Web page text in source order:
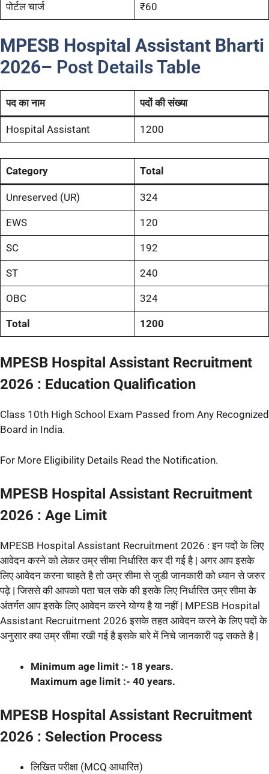
पोर्टल चार्ज ₹60
MPESB Hospital Assistant Bharti
2026– Post Details Table
पद का नाम पदों की संख्या
Hospital Assistant 1200
Category Total
Unreserved (UR) 324
EWS 120
SC 192
ST 240
OBC 324
Total 1200
MPESB Hospital Assistant Recruitment
2026 : Education Qualification
Class 10th High School Exam Passed from Any Recognized
Board in India.
For More Eligibility Details Read the Notification.
MPESB Hospital Assistant Recruitment
2026 : Age Limit
MPESB Hospital Assistant Recruitment 2026 : इन पदों के लिए
आवेदन करने को लेकर उम्र सीमा निर्धारित कर दी गई है | अगर आप इसके
लिए आवेदन करना चाहते है तो उम्र सीमा से जुडी जानकारी को ध्यान से जरुर
पढ़े | जिससे की आपको पता चल सके की इसके लिए निर्धारित उम्र सीमा के
अंतर्गत आप इसके लिए आवेदन करने योग्य है या नहीं | MPESB Hospital
Assistant Recruitment 2026 इसके तहत आवेदन करने के लिए पदों के
अनुसार क्या उम्र सीमा रखी गई है इसके बारे में निचे जानकारी पढ़ सकते है |
Minimum age limit :- 18 years.
Maximum age limit :- 40 years.
MPESB Hospital Assistant Recruitment
2026 : Selection Process
लिखित परीक्षा (MCQ आधारित)